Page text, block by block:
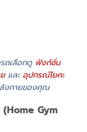
ถเลือกดู ฟังก์ชั่น
และ อุปกรณ์โยคะ
ลังกายของคุณ
Gym